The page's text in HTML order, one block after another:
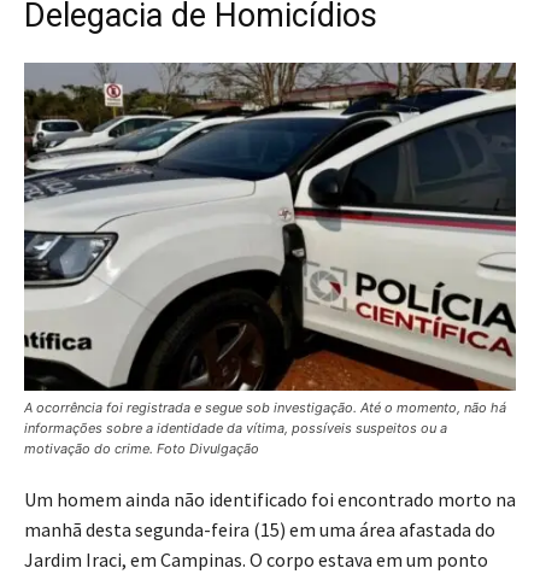
Delegacia de Homicídios
A ocorrência foi registrada e segue sob investigação. Até o momento, não há
informações sobre a identidade da vítima, possíveis suspeitos ou a
motivação do crime. Foto Divulgação
Um homem ainda não identificado foi encontrado morto na
manhã desta segunda-feira (15) em uma área afastada do
Jardim Iraci, em Campinas. O corpo estava em um ponto